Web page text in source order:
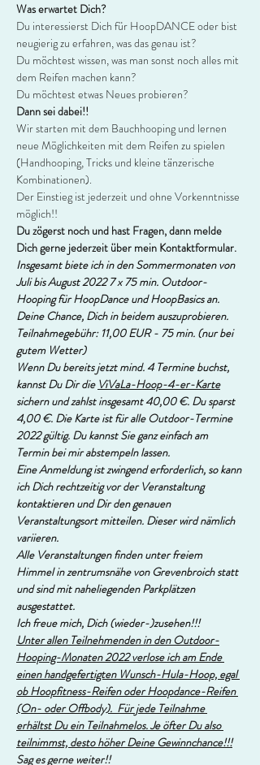
Was erwartet Dich?
Du interessierst Dich für HoopDANCE oder bist
neugierig zu erfahren, was das genau ist?
Du möchtest wissen, was man sonst noch alles mit
dem Reifen machen kann?
Du möchtest etwas Neues probieren?
Dann sei dabei!!
Wir starten mit dem Bauchhooping und lernen
neue Möglichkeiten mit dem Reifen zu spielen
(Handhooping, Tricks und kleine tänzerische
Kombinationen).
Der Einstieg ist jederzeit und ohne Vorkenntnisse
möglich!!
Du zögerst noch und hast Fragen, dann melde
Dich gerne jederzeit über mein Kontaktformular.
Insgesamt biete ich in den Sommermonaten von
Juli bis August 2022 7 x 75 min. Outdoor-
Hooping für HoopDance und HoopBasics an.
Deine Chance, Dich in beidem auszuprobieren.
Teilnahmegebühr: 11,00 EUR - 75 min. (nur bei
gutem Wetter)
Wenn Du bereits jetzt mind. 4 Termine buchst,
kannst Du Dir die ViVaLa-Hoop-4-er-Karte
sichern und zahlst insgesamt 40,00 €. Du sparst
4,00 €. Die Karte ist für alle Outdoor-Termine
2022 gültig. Du kannst Sie ganz einfach am
Termin bei mir abstempeln lassen.
Eine Anmeldung ist zwingend erforderlich, so kann
ich Dich rechtzeitig vor der Veranstaltung
kontaktieren und Dir den genauen
Veranstaltungsort mitteilen. Dieser wird nämlich
variieren.
Alle Veranstaltungen finden unter freiem
Himmel in zentrumsnähe von Grevenbroich statt
und sind mit naheliegenden Parkplätzen
ausgestattet.
Ich freue mich, Dich (wieder-)zusehen!!!
Unter allen Teilnehmenden in den Outdoor-
Hooping-Monaten 2022 verlose ich am Ende
einen handgefertigten Wunsch-Hula-Hoop, egal
ob Hoopfitness-Reifen oder Hoopdance-Reifen
(On- oder Offbody).  Für jede Teilnahme
erhältst Du ein Teilnahmelos. Je öfter Du also
teilnimmst, desto höher Deine Gewinnchance!!!
Sag es gerne weiter!!